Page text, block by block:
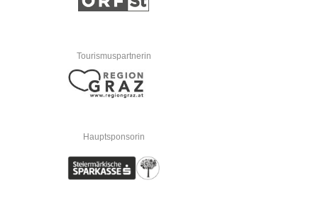
Tourismuspartnerin
Hauptsponsorin